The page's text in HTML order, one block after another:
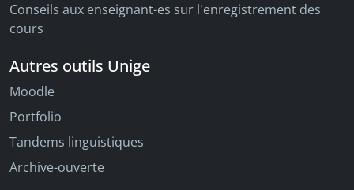
Conseils aux enseignant-es sur l'enregistrement des
cours
Autres outils Unige
Moodle
Portfolio
Tandems linguistiques
Archive-ouverte